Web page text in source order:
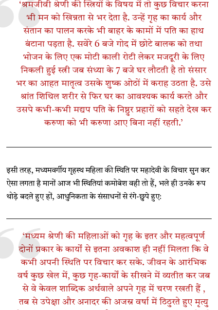
‘श्रमजीवी श्रेणी की स्त्रियों के विषय में तो कुछ विचार करना
भी मन को खिन्नता से भर देता है. उन्हें गृह का कार्य और
संतान का पालन करके भी बाहर के कामों में पति का हाथ
बंटाना पड़ता है. सवेरे 6 बजे गोद में छोटे बालक को तथा
भोजन के लिए एक मोटी काली रोटी लेकर मजदूरी के लिए
निकली हुई स्त्री जब संध्या के 7 बजे घर लौटती है तो संसार
भर का आहत मातृत्व उसके शुष्क ओठों में कराह उठता है. उसे
श्रांत शिथिल शरीर से फिर घर का आवश्यक कार्य करते और
उसपे कभी-कभी मद्यप पति के निष्ठुर प्रहारों को सहते देख कर
करुणा को भी करुणा आए बिना नहीं रहती.’
इसी तरह, मध्यमवर्गीय गृहस्थ महिला की स्थिति पर महादेवी के विचार सुन कर
ऐसा लगता है मानों आज भी स्थितियां कमोबेश वही तो हैं, भले ही उनके रूप
थोड़े बदले हुए हों, आधुनिकता के संसाधनों से रंगे-छुपे हुए:
‘मध्यम श्रेणी की महिलाओं को गृह के इतर और महत्वपूर्ण
दोनों प्रकार के कार्यों से इतना अवकाश ही नहीं मिलता कि वे
कभी अपनी स्थिति पर विचार कर सके. जीवन के आरंभिक
वर्ष कुछ खेल में, कुछ गृह-कार्यों के सीखने में व्यतीत कर जब
से वे केवल शाब्दिक अर्थवाले अपने गृह में चरण रखती हैं ,
तब से उपेक्षा और अनादर की अजस्र वर्षा में ठिठुरते हुए मृत्यु